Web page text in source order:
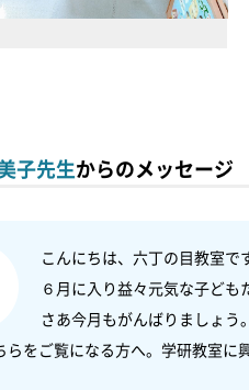
子先生からのメッセージ
こんにちは、六丁の目教室で
６月に入り益々元気な子ども
さあ今月もがんばりましょう。
らをご覧になる方へ。学研教室に